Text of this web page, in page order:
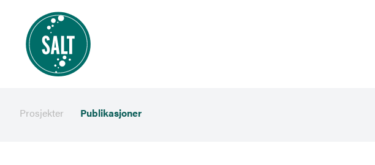
Prosjekter Publikasjoner